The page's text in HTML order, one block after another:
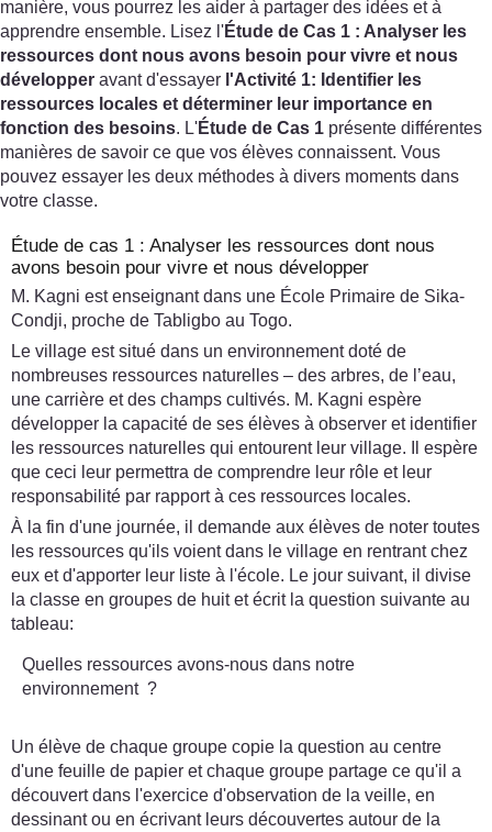
manière, vous pourrez les aider à partager des idées et à
apprendre ensemble. Lisez l'Étude de Cas 1 : Analyser les
ressources dont nous avons besoin pour vivre et nous
développer avant d'essayer l'Activité 1: Identifier les
ressources locales et déterminer leur importance en
fonction des besoins. L'Étude de Cas 1 présente différentes
manières de savoir ce que vos élèves connaissent. Vous
pouvez essayer les deux méthodes à divers moments dans
votre classe.
Étude de cas 1 : Analyser les ressources dont nous
avons besoin pour vivre et nous développer
M. Kagni est enseignant dans une École Primaire de Sika-
Condji, proche de Tabligbo au Togo.
Le village est situé dans un environnement doté de
nombreuses ressources naturelles – des arbres, de l’eau,
une carrière et des champs cultivés. M. Kagni espère
développer la capacité de ses élèves à observer et identifier
les ressources naturelles qui entourent leur village. Il espère
que ceci leur permettra de comprendre leur rôle et leur
responsabilité par rapport à ces ressources locales.
À la fin d'une journée, il demande aux élèves de noter toutes
les ressources qu'ils voient dans le village en rentrant chez
eux et d'apporter leur liste à l'école. Le jour suivant, il divise
la classe en groupes de huit et écrit la question suivante au
tableau:
Quelles ressources avons-nous dans notre
environnement ?
Un élève de chaque groupe copie la question au centre
d'une feuille de papier et chaque groupe partage ce qu'il a
découvert dans l'exercice d'observation de la veille, en
dessinant ou en écrivant leurs découvertes autour de la